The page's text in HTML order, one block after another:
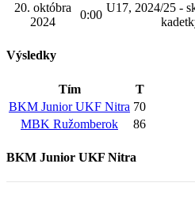
20. októbra
2024
0:00
U17, 2024/25 -
Výsledky
Tím
T
BKM Junior UKF Nitra 70
MBK Ružomberok
86
BKM Junior UKF Nitra